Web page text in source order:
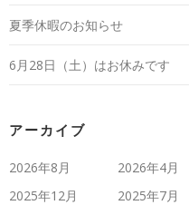
夏季休暇のお知らせ
6月28日（土）はお休みです
アーカイブ
2026年8月
2026年4月
2025年12月
2025年7月